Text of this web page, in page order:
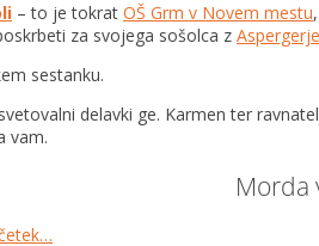
– to je tokrat OŠ Grm v Novem mestu
za svojega sošolca z
sestanku.
delavki ge. Karmen ter
vam.
Morda